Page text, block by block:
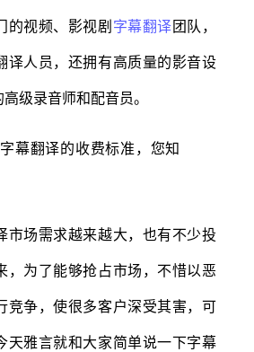
的视频、影视剧字幕翻译团队，
译人员，还拥有高质量的影音设
级录音师和配音员。
场需求越来越大，也有不少投
，为了能够抢占市场，不惜以恶
竞争，使很多客户深受其害，可
天雅言就和大家简单说一下字幕